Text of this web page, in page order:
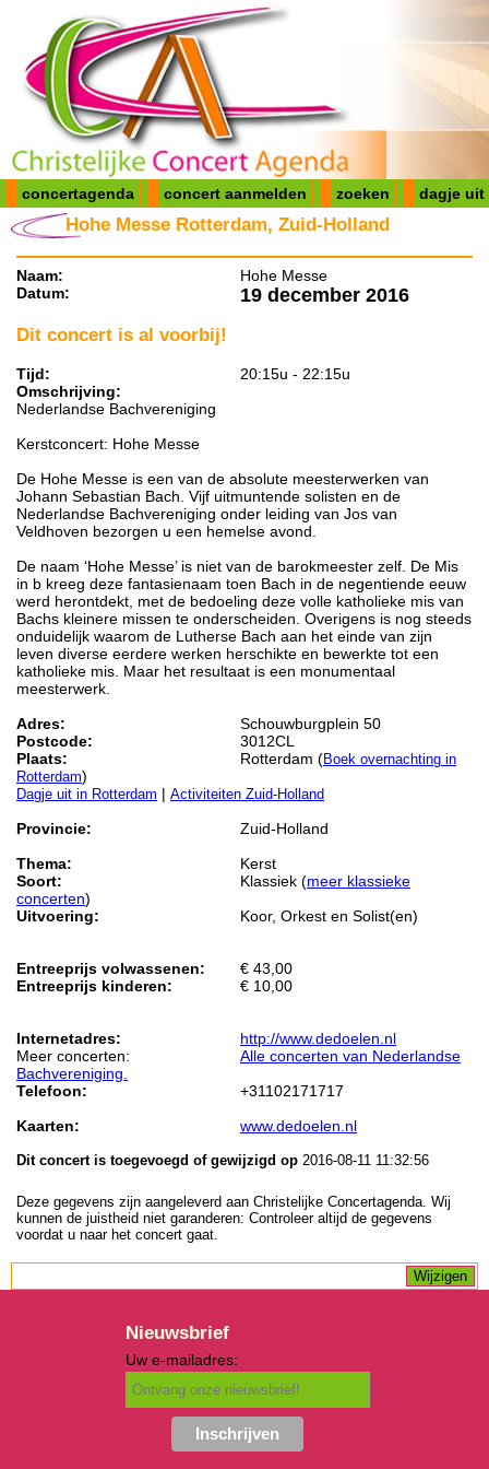
concertagenda concert aanmelden zoeken dagje uit
Hohe Messe Rotterdam, Zuid-Holland
Naam:
Hohe Messe
Datum:
19 december 2016
Dit concert is al voorbij!
Tijd:
20:15u - 22:15u
Omschrijving:
Nederlandse Bachvereniging
Kerstconcert: Hohe Messe
De Hohe Messe is een van de absolute meesterwerken van
Johann Sebastian Bach. Vijf uitmuntende solisten en de
Nederlandse Bachvereniging onder leiding van Jos van
Veldhoven bezorgen u een hemelse avond.
De naam ‘Hohe Messe’ is niet van de barokmeester zelf. De Mis
in b kreeg deze fantasienaam toen Bach in de negentiende eeuw
werd herontdekt, met de bedoeling deze volle katholieke mis van
Bachs kleinere missen te onderscheiden. Overigens is nog steeds
onduidelijk waarom de Lutherse Bach aan het einde van zijn
leven diverse eerdere werken herschikte en bewerkte tot een
katholieke mis. Maar het resultaat is een monumentaal
meesterwerk.
Adres:
Schouwburgplein 50
Postcode:
3012CL
Plaats:
Rotterdam (Boek overnachting in
Rotterdam)
Dagje uit in Rotterdam | Activiteiten Zuid-Holland
Provincie:
Zuid-Holland
Thema:
Kerst
Soort:
Klassiek (meer klassieke
concerten)
Uitvoering:
Koor, Orkest en Solist(en)
Entreeprijs volwassenen:
€ 43,00
Entreeprijs kinderen:
€ 10,00
Internetadres:
http://www.dedoelen.nl
Meer concerten:
Alle concerten van Nederlandse
Bachvereniging.
Telefoon:
+31102171717
Kaarten:
www.dedoelen.nl
Dit concert is toegevoegd of gewijzigd op 2016-08-11 11:32:56
Deze gegevens zijn aangeleverd aan Christelijke Concertagenda. Wij
kunnen de juistheid niet garanderen: Controleer altijd de gegevens
voordat u naar het concert gaat.
Nieuwsbrief
Uw e-mailadres: